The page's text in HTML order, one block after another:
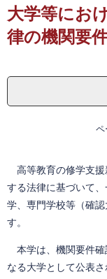
大学等にお
律の機関要
ペ
高等教育の修学支援
する法律に基づいて
学、専門学校等（確
す。
本学は、機関要件確
なる大学として公表